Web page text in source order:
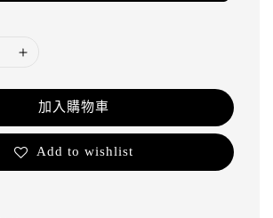
加入購物車
Add to wishlist